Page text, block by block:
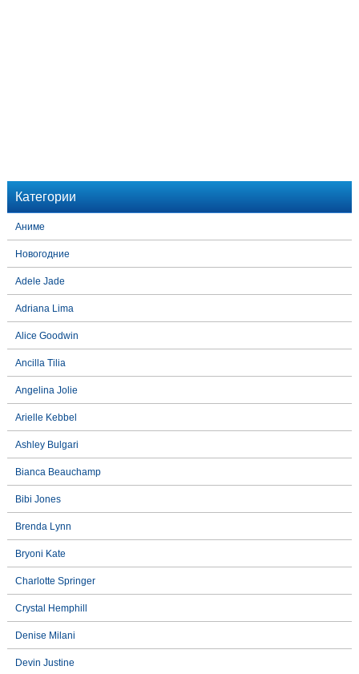
Категории
Аниме
Новогодние
Adele Jade
Adriana Lima
Alice Goodwin
Ancilla Tilia
Angelina Jolie
Arielle Kebbel
Ashley Bulgari
Bianca Beauchamp
Bibi Jones
Brenda Lynn
Bryoni Kate
Charlotte Springer
Crystal Hemphill
Denise Milani
Devin Justine